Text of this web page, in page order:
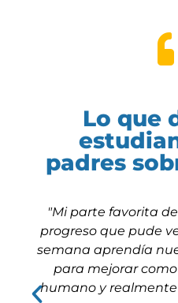
Lo que
padres
"Mi parte favorita
progreso que pude
semana aprendía
para mejorar
humano y